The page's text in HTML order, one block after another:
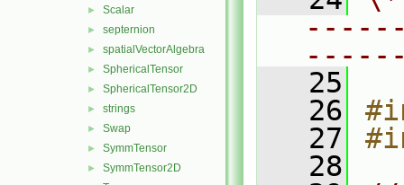
► Scalar
► septernion
► spatialVectorAlgebra
► SphericalTensor
► SphericalTensor2D
► strings
► Swap
► SymmTensor
► SymmTensor2D
   25
   26
   27
   28